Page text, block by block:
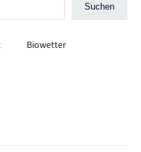
Suchen
Biowetter